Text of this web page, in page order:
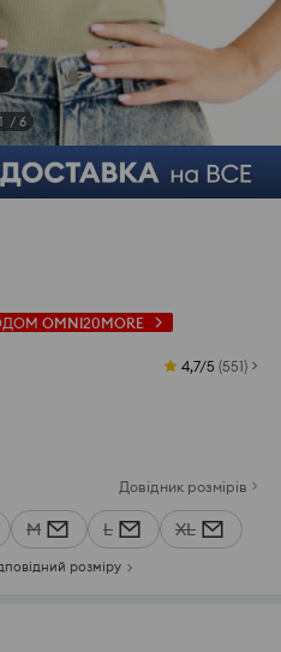
1 / 6
OMNI20MORE
4,7/5 (551)
Довідник розмірів
M L XL
розміру